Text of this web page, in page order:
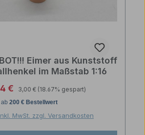
Eimer aus Kunststoff
im Maßstab 1:16
€ Regulärer Preis:
3,00 € (18.67% gespart)
MwSt. zzgl. Versandkosten